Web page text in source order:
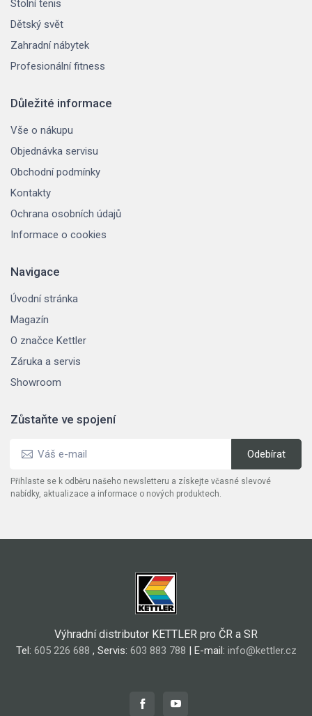
Stolní tenis
Dětský svět
Zahradní nábytek
Profesionální fitness
Důležité informace
Vše o nákupu
Objednávka servisu
Obchodní podmínky
Kontakty
Ochrana osobních údajů
Informace o cookies
Navigace
Úvodní stránka
Magazín
O značce Kettler
Záruka a servis
Showroom
Zůstaňte ve spojení
Přihlaste se k odběru našeho newsletteru a získejte včasné slevové
nabídky, aktualizace a informace o nových produktech.
Výhradní distributor KETTLER pro ČR a SR
Tel: 605 226 688 , Servis: 603 883 788 | E-mail: info@kettler.cz